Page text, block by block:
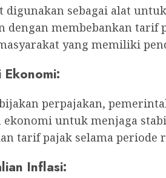
digunakan sebagai alat
dengan membebankan tarif
yang memiliki
Ekonomi:
perpajakan,
ekonomi untuk menjaga
tarif pajak selama periode
Inflasi: